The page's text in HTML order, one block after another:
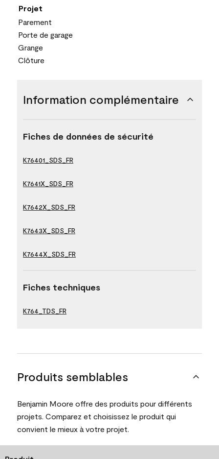
Projet
Parement
Porte de garage
Grange
Clôture
Information complémentaire
Fiches de données de sécurité
K76401_SDS_FR
K7641X_SDS_FR
K7642X_SDS_FR
K7643X_SDS_FR
K7644X_SDS_FR
Fiches techniques
K764_TDS_FR
Produits semblables
Benjamin Moore offre des produits pour différents
projets. Comparez et choisissez le produit qui
convient le mieux à votre projet.